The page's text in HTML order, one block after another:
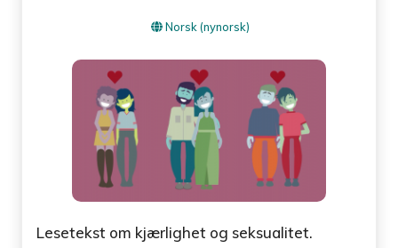
Norsk (nynorsk)
Lesetekst om kjærlighet og seksualitet.